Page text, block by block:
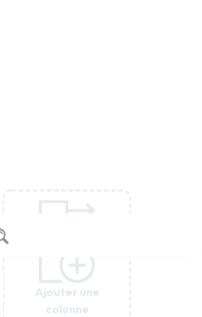
Ajouter une
colonne
Ajouter une
colonne
Ajouter une
colonne
Ajouter une
colonne